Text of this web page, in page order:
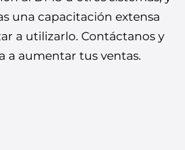
una capacitación extensa
a utilizarlo. Contáctanos y
a aumentar tus ventas.